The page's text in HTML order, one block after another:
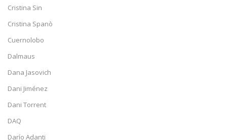
Cristina Sin
Cristina Spanò
Cuernolobo
Dalmaus
Dana Jasovich
Dani Jiménez
Dani Torrent
DAQ
Darío Adanti